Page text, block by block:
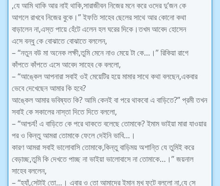
,যে আমি থাকি আর নাই থাকি,সারাজীবন নিজের মনে করে ওদের দু’জন কে
আগলে রাখবে নিজের বুকে।” ইফতি সাহেব ছেলের সাথে আর কোনো কথা
বাড়ালেন না,এস্ত পায়ে হেঁটে এলেন হল ঘরের দিকে।তখম আবেদ হোসেন
এসে বন্ধু কে বোঝাতে বোঝাতে বললেন,
– “নতুন বউ মা অনেক লক্ষী,তুমি মেনে নাও মেয়ে টা কে…।” রিকিয়া রাগে
কাঁপতে কাঁপতে এসে আবেদ সাহেব কে বললো,
– “আঙ্কেল আপনারা সবাই ওই মেয়েটির হয়ে মামার সাথে কথা বলছেন,একবার
ভেবে দেখেছেন আমার কি হবে?
আঙ্কেল আমার ভবিষ্যত কি? আমি কেনই বা পরে থাকবো এ বাড়িতে?” প্রমী তখন
সবাই কে সকালের নাস্তা দিতে দিতে বললো,
– “আশ্চর্য! এ বাড়িতে কে পরে থাকতে বলেছে তোমাকে? ইমাম ভাইয়া মারা যাওয়ার
পর ও কিন্তু আমরা তোমাকে ফেলে দেইনি ভাবি…।
কারণ আমরা সবাই ভালোবাসি তোমাকে,কিন্তু বাড়িময় অশান্তি যে তুমিই করে
বেড়াচ্ছ,তুমি কি দেখতে পাচ্ছ না ভাইয়া ভালোবাসে না তোমাকে…।” জয়নাল
সাহেব বললেন,
– “হ্যাঁ,সেটাই তো…। এবার ও তো আমাদের ইমান মুখ ফুটে বললো না,যে সে